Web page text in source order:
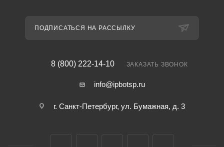
ПОДПИСАТЬСЯ НА РАССЫЛКУ
8 (800) 222-14-10 ЗАКАЗАТЬ ЗВОНОК
info@ipbotsp.ru
г. Санкт-Петербург, ул. Бумажная, д. 3